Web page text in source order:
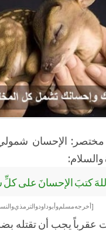
الإحسان
والسلام:
كتبَ الإحسانَ على
[أخرجه مسلم وأبو داود والترمذي
عقرباً يجب أن تقتله